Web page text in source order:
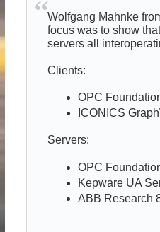
Wolfgang Mahnke
focus was to show
servers all
Clients:
OPC
ICONICS
Servers:
OPC
Kepware UA
ABB Research